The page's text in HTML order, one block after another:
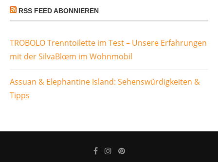
RSS FEED ABONNIEREN
TROBOLO Trenntoilette im Test – Unsere Erfahrungen
mit der SilvaBlœm im Wohnmobil
Assuan & Elephantine Island: Sehenswürdigkeiten &
Tipps